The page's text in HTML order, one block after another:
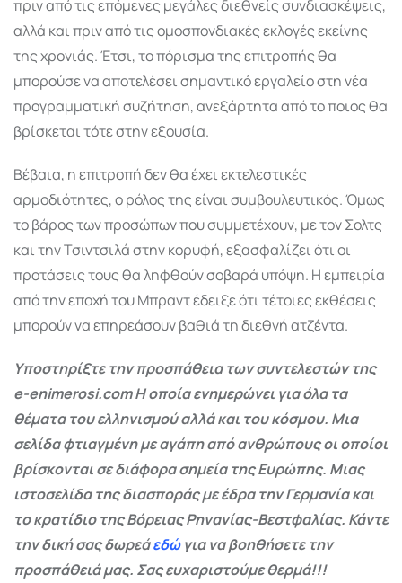
πριν από τις επόμενες μεγάλες διεθνείς συνδιασκέψεις,
αλλά και πριν από τις ομοσπονδιακές εκλογές εκείνης
της χρονιάς. Έτσι, το πόρισμα της επιτροπής θα
μπορούσε να αποτελέσει σημαντικό εργαλείο στη νέα
προγραμματική συζήτηση, ανεξάρτητα από το ποιος θα
βρίσκεται τότε στην εξουσία.
Βέβαια, η επιτροπή δεν θα έχει εκτελεστικές
αρμοδιότητες, ο ρόλος της είναι συμβουλευτικός. Όμως
το βάρος των προσώπων που συμμετέχουν, με τον Σολτς
και την Τσιντσιλά στην κορυφή, εξασφαλίζει ότι οι
προτάσεις τους θα ληφθούν σοβαρά υπόψη. Η εμπειρία
από την εποχή του Μπραντ έδειξε ότι τέτοιες εκθέσεις
μπορούν να επηρεάσουν βαθιά τη διεθνή ατζέντα.
Υποστηρίξτε την προσπάθεια των συντελεστών της
e-enimerosi.com Η οποία ενημερώνει για όλα τα
θέματα του ελληνισμού αλλά και του κόσμου. Μια
σελίδα φτιαγμένη με αγάπη από ανθρώπους οι οποίοι
βρίσκονται σε διάφορα σημεία της Ευρώπης. Μιας
ιστοσελίδα της διασποράς με έδρα την Γερμανία και
το κρατίδιο της Βόρειας Ρηνανίας-Βεστφαλίας. Κάντε
την δική σας δωρεάεδώγια να βοηθήσετε την
προσπάθειά μας. Σας ευχαριστούμε θερμά!!!